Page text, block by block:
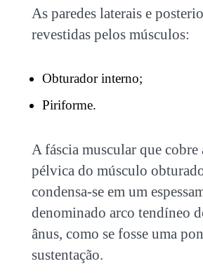
As paredes laterais e
revestidas pelos músculos:
Obturador interno;
Piriforme.
A fáscia muscular que cobre
pélvica do músculo
condensa-se em um
denominado arco tendíneo
ânus, como se fosse uma
sustentação.